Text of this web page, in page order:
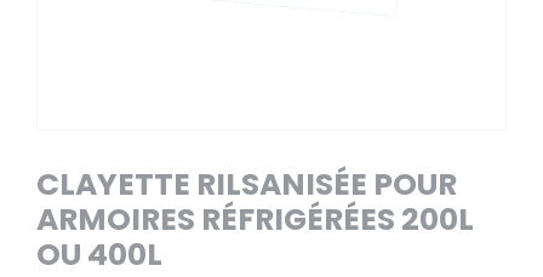
CLAYETTE RILSANISÉE POUR
ARMOIRES RÉFRIGÉRÉES 200L
OU 400L